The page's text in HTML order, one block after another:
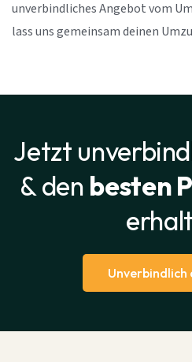
unverbindliches Angebot vom
lass uns gemeinsam deinen
Jetzt
& den besten